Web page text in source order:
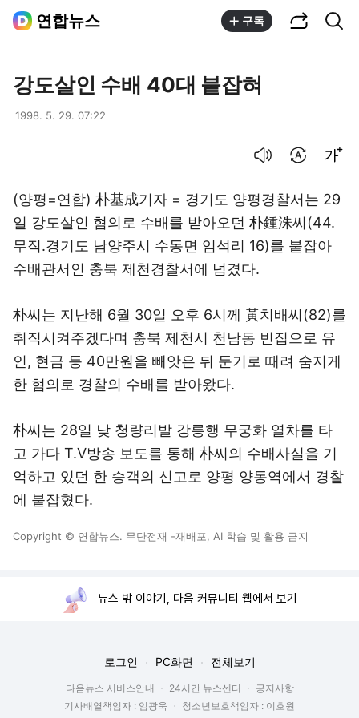
연합뉴스 구독
강도살인 수배 40대 붙잡혀
1998. 5. 29. 07:22
(양평=연합) 朴基成기자 = 경기도 양평경찰서는 29
일 강도살인 혐의로 수배를 받아오던 朴鍾洙씨(44.
무직.경기도 남양주시 수동면 임석리 16)를 붙잡아
수배관서인 충북 제천경찰서에 넘겼다.
朴씨는 지난해 6월 30일 오후 6시께 黃치배씨(82)를
취직시켜주겠다며 충북 제천시 천남동 빈집으로 유
인, 현금 등 40만원을 빼앗은 뒤 둔기로 때려 숨지게
한 혐의로 경찰의 수배를 받아왔다.
朴씨는 28일 낮 청량리발 강릉행 무궁화 열차를 타
고 가다 T.V방송 보도를 통해 朴씨의 수배사실을 기
억하고 있던 한 승객의 신고로 양평 양동역에서 경찰
에 붙잡혔다.
Copyright © 연합뉴스. 무단전재 -재배포, AI 학습 및 활용 금지
뉴스 밖 이야기, 다음 커뮤니티 웹에서 보기
로그인 PC화면 전체보기
다음뉴스 서비스안내 24시간 뉴스센터
공지사항
기사배열책임자 : 임광욱
청소년보호책임자 : 이호원